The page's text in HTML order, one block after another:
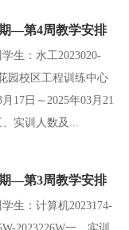
—第4周教学安排
生：水工2023020-
园校区工程训练中心
17日～2025年03月21
实训人数及...
—第3周教学安排
生：计算机2023174-